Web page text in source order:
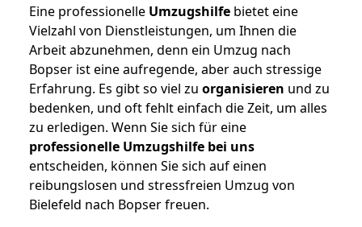
Eine professionelle Umzugshilfe bietet eine
Vielzahl von Dienstleistungen, um Ihnen die
Arbeit abzunehmen, denn ein Umzug nach
Bopser ist eine aufregende, aber auch stressige
Erfahrung. Es gibt so viel zu organisieren und zu
bedenken, und oft fehlt einfach die Zeit, um alles
zu erledigen. Wenn Sie sich für eine
professionelle Umzugshilfe bei uns
entscheiden, können Sie sich auf einen
reibungslosen und stressfreien Umzug von
Bielefeld nach Bopser freuen.